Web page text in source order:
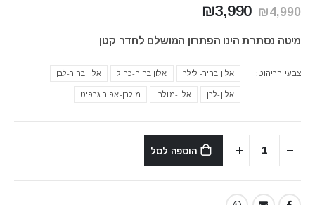
₪4,990
המחיר
היה:
₪3,990
הוא:
מיטה נסתרת הינו הפתרון המושלם לחדר קטן
צבעי הריהוט אלון בהיר- לילך אלון בהיר-כחול אלון בהיר-לבן
אלון-לבן אלון-מולבן מולבן-אפור גרפיט
הוספה לסל